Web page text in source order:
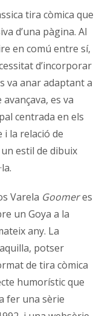
tira còmica que
d’una pàgina. Al
en comú entre sí,
d’incorporar
va anar adaptant a
es va
centrada en els
la relació de
estil de dibuix
Varela Goomeres
un Goya a la
any. La
potser
de tira còmica
humorístic que
fer una sèrie